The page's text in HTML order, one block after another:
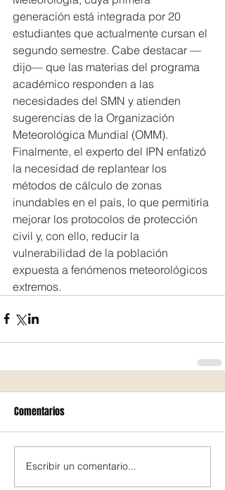
generación está integrada por 20
estudiantes que actualmente cursan el
segundo semestre. Cabe destacar —
dijo— que las materias del programa
académico responden a las
necesidades del SMN y atienden
sugerencias de la Organización
Meteorológica Mundial (OMM).
Finalmente, el experto del IPN enfatizó
la necesidad de replantear los
métodos de cálculo de zonas
inundables en el país, lo que permitiría
mejorar los protocolos de protección
civil y, con ello, reducir la
vulnerabilidad de la población
expuesta a fenómenos meteorológicos
extremos.
Comentarios
Escribir un comentario...